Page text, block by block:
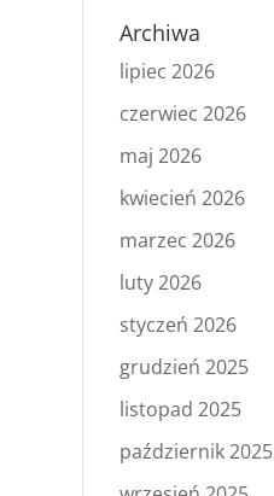
Archiwa
lipiec 2026
czerwiec 2026
maj 2026
kwiecień 2026
marzec 2026
luty 2026
styczeń 2026
grudzień 2025
listopad 2025
październik 2025